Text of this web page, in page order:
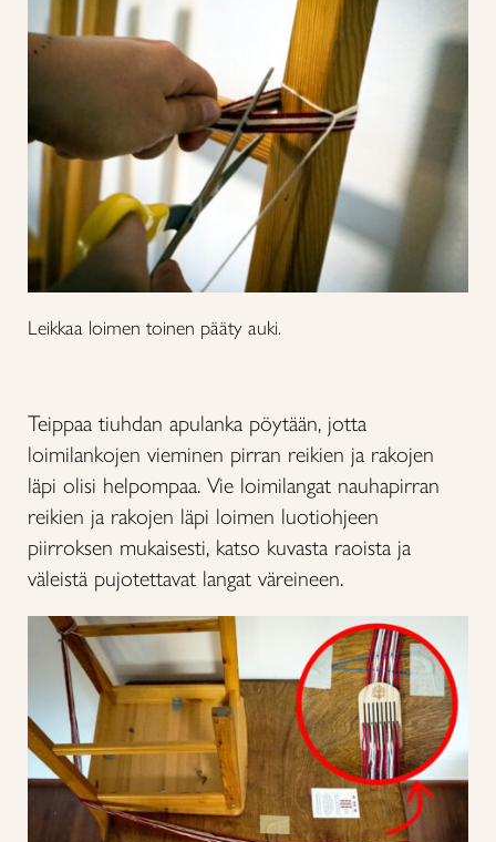
Leikkaa loimen toinen pääty auki.
Teippaa tiuhdan apulanka pöytään, jotta
loimilankojen vieminen pirran reikien ja rakojen
läpi olisi helpompaa. Vie loimilangat nauhapirran
reikien ja rakojen läpi loimen luotiohjeen
piirroksen mukaisesti, katso kuvasta raoista ja
väleistä pujotettavat langat väreineen.